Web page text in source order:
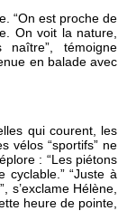
“On est proche de
On voit la nature,
témoigne
en balade avec
qui courent, les
vélos “sportifs” ne
: “Les piétons
“Juste à
s’exclame Hélène,
heure de pointe,